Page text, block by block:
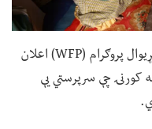
په افغانستان کې د ملګرو ملتونو د خوړو نړیوال پروګرام (WFP) اعلان
کورنۍ چې سرپرستي یې